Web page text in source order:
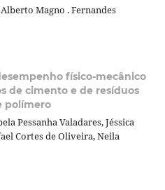
Magno . Fernandes
físico-mecânico
de cimento e de resíduos
polímero
Pessanha Valadares, Jéssica
Cortes de Oliveira, Neila